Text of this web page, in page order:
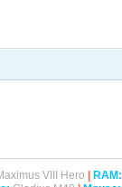
VIII Hero | RAM: